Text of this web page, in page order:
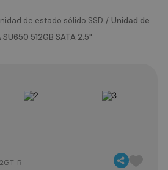
Unidad de estado sólido SSD
Unidad de
512GB SATA 2.5"
R